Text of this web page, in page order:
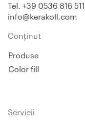
Tel. +39 0536 816 511
info@kerakoll.com
Conținut
Produse
Color fill
Servicii